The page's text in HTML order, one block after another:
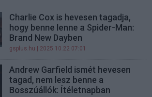
Charlie Cox is hevesen tagadja,
hogy benne lenne a Spider-Man:
Brand New Dayben
gsplus.hu | 2025.10.22 07:01
Andrew Garfield ismét hevesen
tagad, nem lesz benne a
Bosszúállók: Ítéletnapban